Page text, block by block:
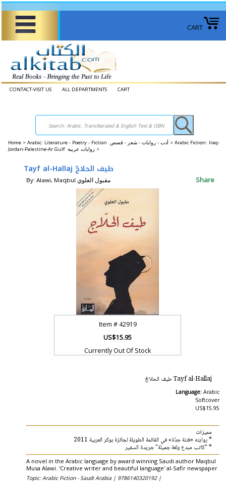
CART
CONTACT-VISIT US ALL DEPARTMENTS CART
Home > Arabic: Literature - Poetry - Fiction أدب - روايات - شعر - قصص > Arabic Fiction: Iraq-
Jordan-Palestine-Ar.Gulf روايات عربية >
Tayf al-Hallaj طيف الحلاجّ
By: Alawi, Maqbul مقبول العلوي Share
Item #42919
US$15.95
Currently Out Of Stock
Tayf al-Hallaj طيف الحلاجّ
Language: Arabic
Softcover
US$15.95
مميزات
* روايته «فتنة جدّة» في القائمة الطويلة لجائزة بوكر العربية 2011
* "كاتب مبدع ولغة جميلة" جريدة السفير
A novel in the Arabic language by award winning Saudi author Maqbul
Musa Alawi. 'Creative writer and beautiful language' al-Safir newspaper
Topic: Arabic Fiction - Saudi Arabia | 9786140320192 |